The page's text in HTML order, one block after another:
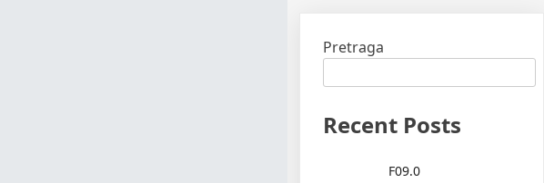
Pretraga
Recent Posts
F09.0